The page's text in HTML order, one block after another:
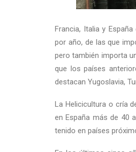
Francia, Italia y
por año, de las que
pero también importa
que los países
destacan Yugoslavia,
La Helicicultura o cría
en España más de 40
tenido en países